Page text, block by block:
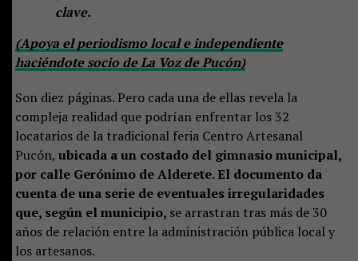
clave.
(Apoya el periodismo local e independiente
haciéndote socio de La Voz de Pucón)
Son diez páginas. Pero cada una de ellas revela la
compleja realidad que podrían enfrentar los 32
locatarios de la tradicional feria Centro Artesanal
Pucón, ubicada a un costado del gimnasio municipal,
por calle Gerónimo de Alderete. El documento da
cuenta de una serie de eventuales irregularidades
que, según el municipio, se arrastran tras más de 30
años de relación entre la administración pública local y
los artesanos.